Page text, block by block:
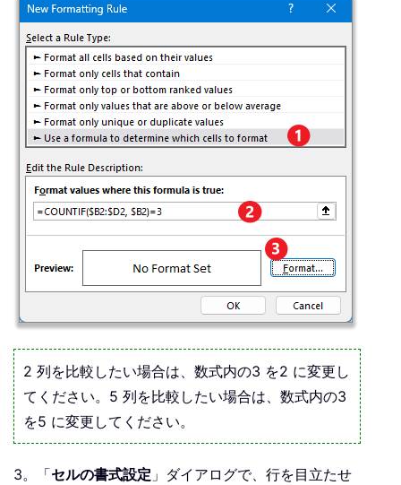
2 列を比較したい場合は、数式内の3 を2 に変更し
てください。5 列を比較したい場合は、数式内の3
を5 に変更してください。
3。「セルの書式設定 」ダイアログで、行を目立たせ